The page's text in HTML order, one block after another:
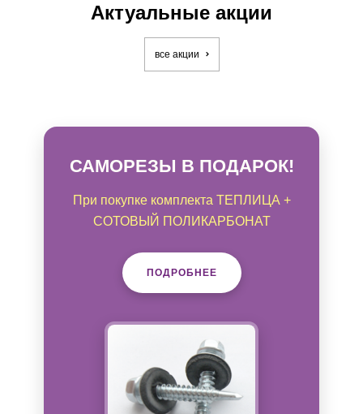
Актуальные акции
все акции
САМОРЕЗЫ В ПОДАРОК!
При покупке комплекта ТЕПЛИЦА +
СОТОВЫЙ ПОЛИКАРБОНАТ
ПОДРОБНЕЕ